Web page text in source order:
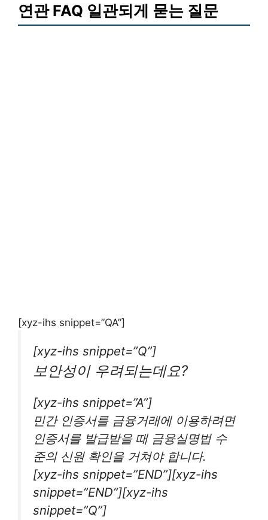
연관 FAQ 일관되게 묻는 질문
[xyz-ihs snippet=”QA”]
[xyz-ihs snippet=”Q”]
보안성이 우려되는데요?
[xyz-ihs snippet=”A”]
민간 인증서를 금융거래에 이용하려면
인증서를 발급받을 때 금융실명법 수
준의 신원 확인을 거쳐야 합니다.
[xyz-ihs snippet=”END”][xyz-ihs
snippet=”END”][xyz-ihs
snippet=”Q”]